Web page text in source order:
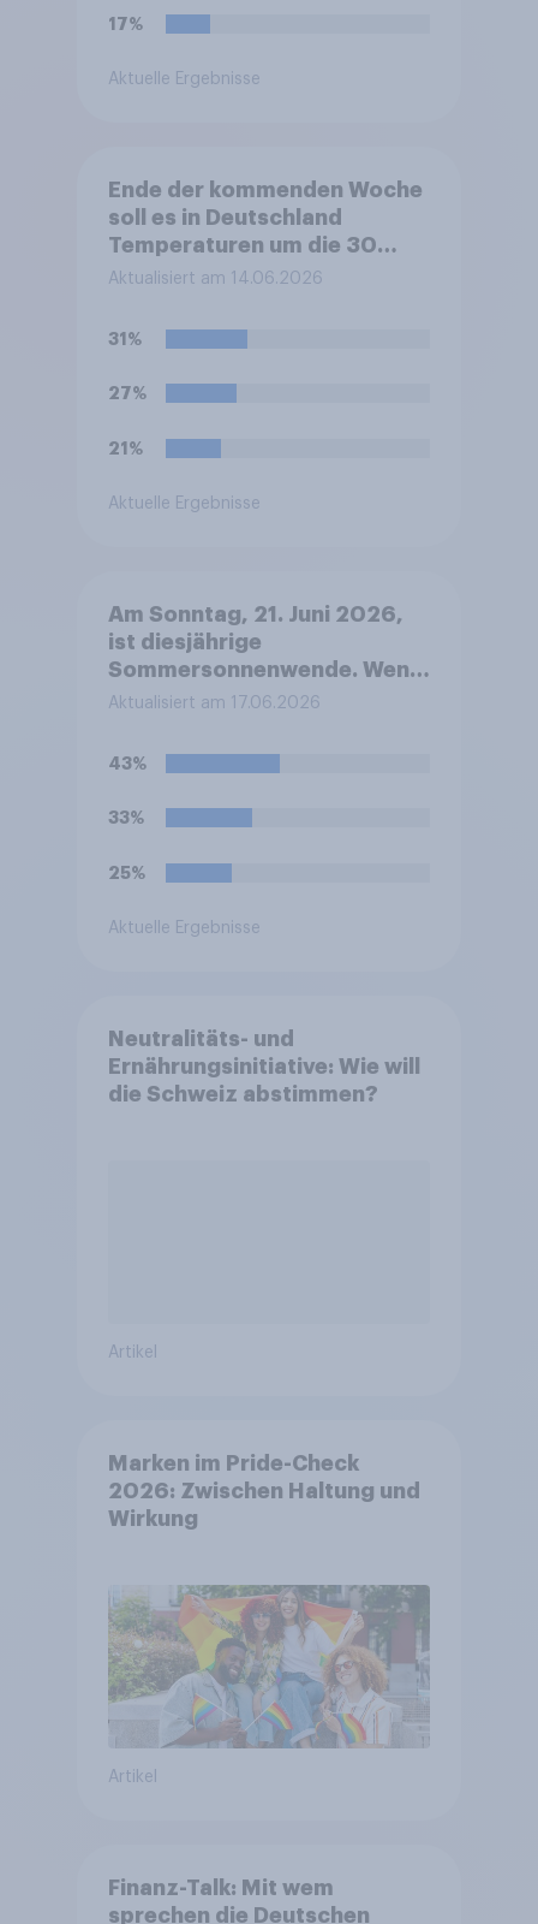
17%
Aktuelle Ergebnisse
Ende der kommenden Woche
soll es in Deutschland
Temperaturen um die 30
Grad geben. Freuen Sie sich
Aktualisiert am 14.06.2026
31%
27%
21%
Aktuelle Ergebnisse
Am Sonntag, 21. Juni 2026,
ist diesjährige
Sommersonnenwende. Wenn
Sie wählen müssten: Welches
diesbezüglich bei Ihnen
stärker ausgeprägt?
Aktualisiert am 17.06.2026
43%
33%
25%
Aktuelle Ergebnisse
Neutralitäts- und
Ernährungsinitiative: Wie will
die Schweiz abstimmen?
Artikel
Marken im Pride-Check
2026: Zwischen Haltung und
Wirkung
Artikel
Finanz-Talk: Mit wem
sprechen die Deutschen